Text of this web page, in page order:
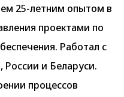
25-летним опытом в
проектами по
Работал с
и Беларуси.
процессов